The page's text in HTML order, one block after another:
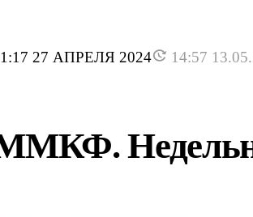
27 АПРЕЛЯ 2024 14:57